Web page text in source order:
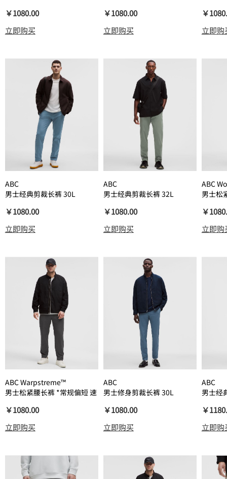
￥1080.00
立即购买
￥1080.00
立即购买
￥
立即购
ABC
男士经典剪裁长裤 30L
￥1080.00
立即购买
ABC
男士经典剪裁长裤 32L
￥1080.00
立即购买
ABC
男士松
￥
立即购
ABC Warpstreme™
男士松紧腰长裤 *常规偏短 速
￥1080.00
立即购买
ABC
男士修身剪裁长裤 30L
￥1080.00
立即购买
ABC
男士经
￥
立即购